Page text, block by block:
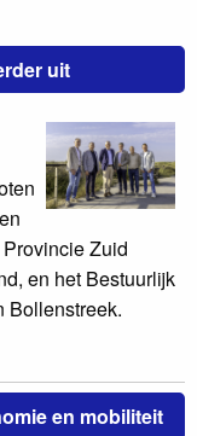
uit
Zuid
en het Bestuurlijk
Bollenstreek.
en mobiliteit